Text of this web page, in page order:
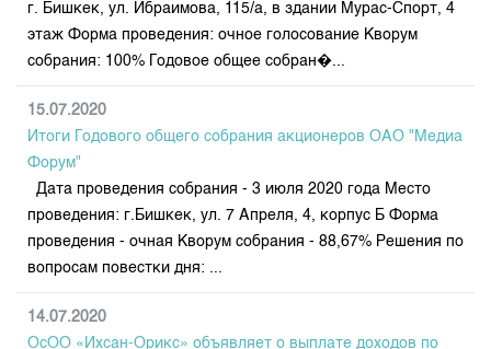
г. Бишкек, ул. Ибраимова, 115/а, в здании Мурас-Спорт, 4
этаж Форма проведения: очное голосование Кворум
собрания: 100% Годовое общее собран�...
15.07.2020
Итоги Годового общего собрания акционеров ОАО "Медиа
Форум"
Дата проведения собрания - 3 июля 2020 года Место
проведения: г.Бишкек, ул. 7 Апреля, 4, корпус Б Форма
проведения - очная Кворум собрания - 88,67% Решения по
вопросам повестки дня: ...
14.07.2020
ОсОО «Ихсан-Орикс» объявляет о выплате доходов по